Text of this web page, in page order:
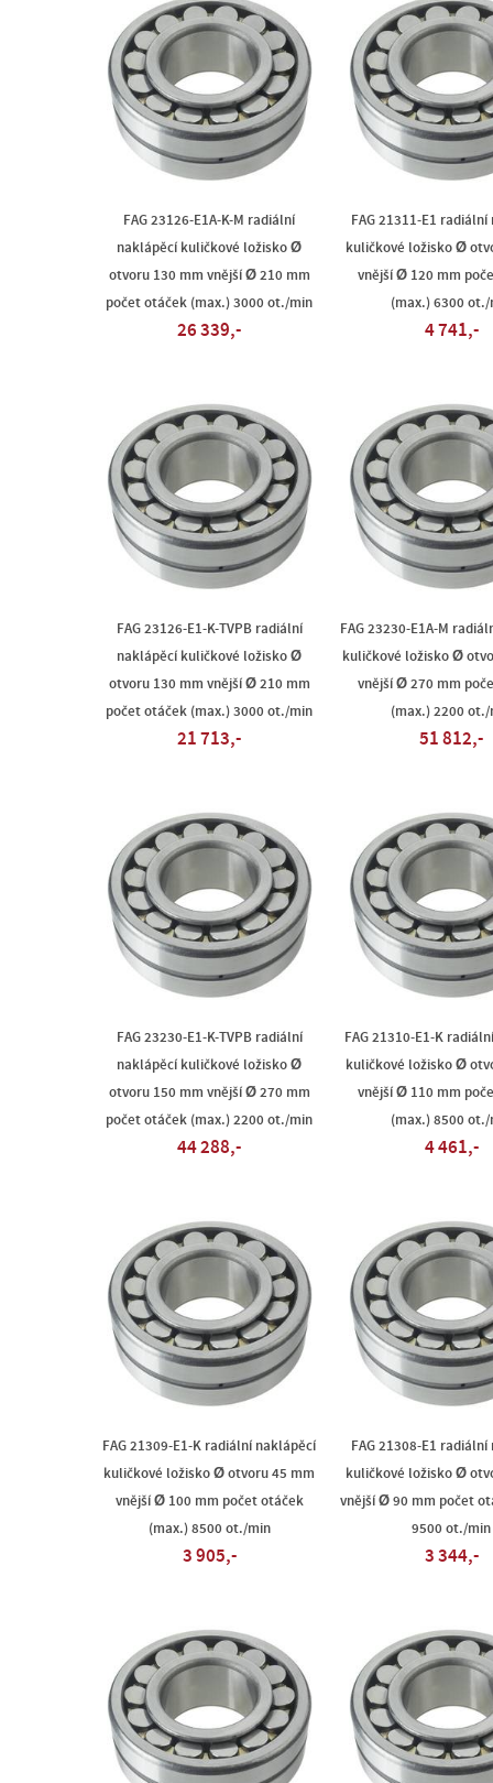
FAG 23126-E1A-K-M radiální
naklápěcí kuličkové ložisko Ø
otvoru 130 mm vnější Ø 210 mm
počet otáček (max.) 3000 ot./min
26 339,-
FAG 21311-E1
kuličkové ložisko Ø
vnější Ø 120 mm
(max.) 6300 ot./
4 741,-
FAG 23126-E1-K-TVPB radiální
naklápěcí kuličkové ložisko Ø
otvoru 130 mm vnější Ø 210 mm
počet otáček (max.) 3000 ot./min
21 713,-
FAG 23230-E1A-M
kuličkové ložisko Ø
vnější Ø 270 mm
(max.) 2200 ot./
51 812,-
FAG 23230-E1-K-TVPB radiální
naklápěcí kuličkové ložisko Ø
otvoru 150 mm vnější Ø 270 mm
počet otáček (max.) 2200 ot./min
44 288,-
FAG 21310-E1-K
kuličkové ložisko Ø
vnější Ø 110 mm
(max.) 8500 ot./
4 461,-
FAG 21309-E1-K radiální naklápěcí
kuličkové ložisko Ø otvoru 45 mm
vnější Ø 100 mm počet otáček
(max.) 8500 ot./min
3 905,-
FAG 21308-E1
kuličkové ložisko Ø
vnější Ø 90 mm počet
9500 ot./min
3 344,-